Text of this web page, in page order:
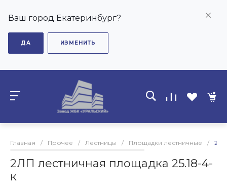
Ваш город Екатеринбург?
ДА ИЗМЕНИТЬ
Главная / Прочее / Лестницы / Площадки лестничные / 2ЛП
2ЛП лестничная площадка 25.18-4-
к